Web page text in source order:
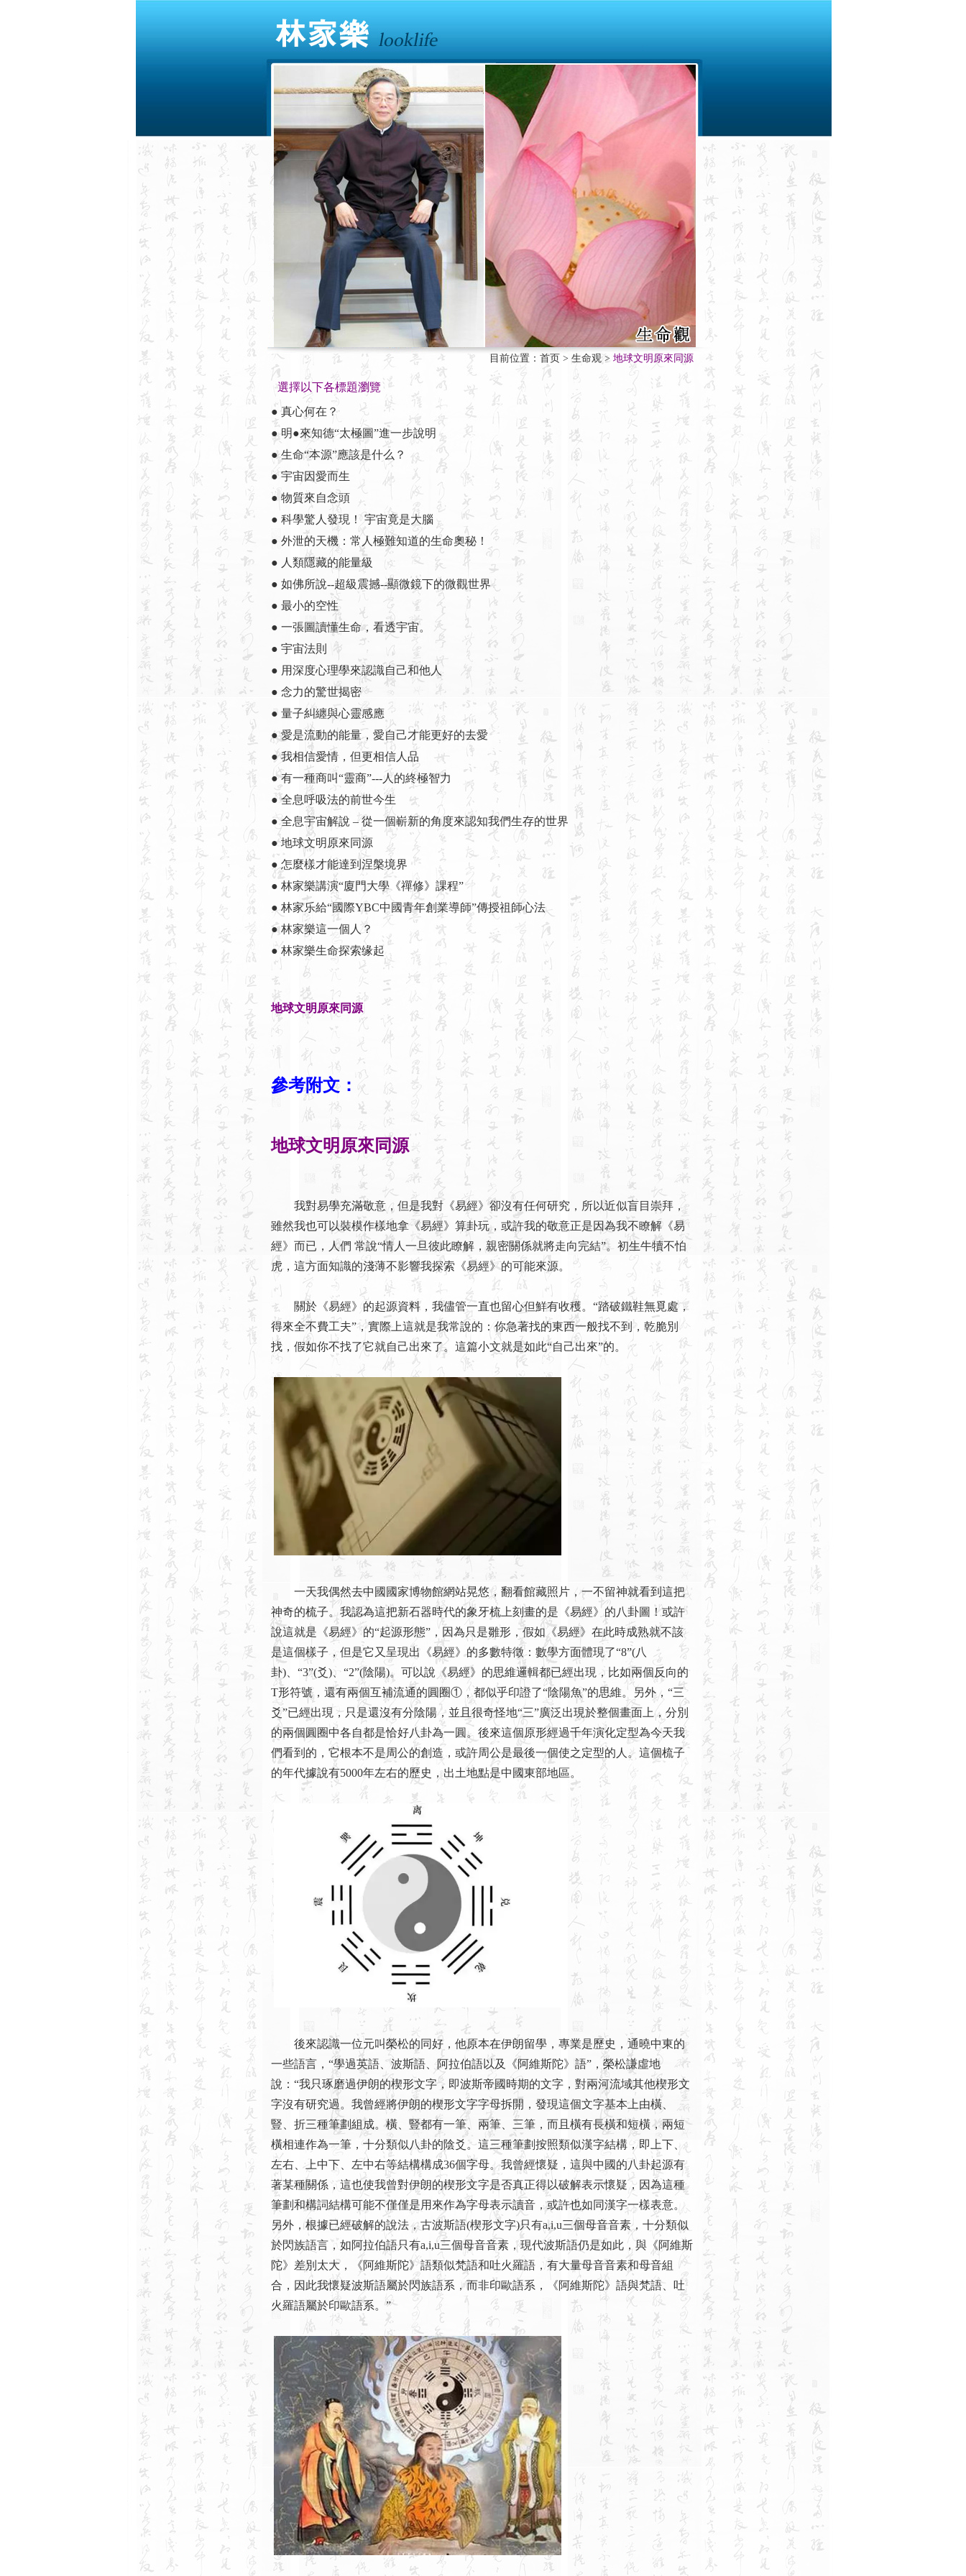
目前位置： 首页 > 生命观> 地球文明原來同源
選擇以下各標題瀏覽
● 真心何在？
● 明●來知德“太極圖”進一步說明
● 生命“本源”應該是什么？
● 宇宙因愛而生
● 物質來自念頭
● 科學驚人發現！ 宇宙竟是大腦
● 外泄的天機：常人極難知道的生命奧秘！
● 人類隱藏的能量級
● 如佛所說--超級震撼--顯微鏡下的微觀世界
● 最小的空性
● 一張圖讀懂生命，看透宇宙。
● 宇宙法則
● 用深度心理學來認識自己和他人
● 念力的驚世揭密
● 量子糾纏與心靈感應
● 愛是流動的能量，愛自己才能更好的去愛
● 我相信愛情，但更相信人品
● 有一種商叫“靈商”---人的終極智力
● 全息呼吸法的前世今生
● 全息宇宙解說 – 從一個嶄新的角度來認知我們生存的世界
● 地球文明原來同源
● 怎麼樣才能達到涅槃境界
● 林家樂講演“廈門大學《禪修》課程”
● 林家乐給“國際YBC中國青年創業導師”傳授祖師心法
● 林家樂這一個人？
● 林家樂生命探索缘起
地球文明原來同源
參考附文：
地球文明原來同源
我對易學充滿敬意，但是我對《易經》卻沒有任何研究，所以近似盲目崇拜，
雖然我也可以裝模作樣地拿《易經》算卦玩，或許我的敬意正是因為我不瞭解《易
經》而已，人們 常說“情人一旦彼此瞭解，親密關係就將走向完結”。初生牛犢不怕
虎，這方面知識的淺薄不影響我探索《易經》的可能來源。
關於《易經》的起源資料，我儘管一直也留心但鮮有收穫。“踏破鐵鞋無覓處，
得來全不費工夫”，實際上這就是我常說的：你急著找的東西一般找不到，乾脆別
找，假如你不找了它就自己出來了。這篇小文就是如此“自己出來”的。
一天我偶然去中國國家博物館網站晃悠，翻看館藏照片，一不留神就看到這把
神奇的梳子。我認為這把新石器時代的象牙梳上刻畫的是《易經》的八卦圖！或許
說這就是《易經》的“起源形態”，因為只是雛形，假如《易經》在此時成熟就不該
是這個樣子，但是它又呈現出《易經》的多數特徵：數學方面體現了“8”(八
卦)、“3”(爻)、“2”(陰陽)。可以說《易經》的思維邏輯都已經出現，比如兩個反向的
T形符號，還有兩個互補流通的圓圈①，都似乎印證了“陰陽魚”的思維。另外，“三
爻”已經出現，只是還沒有分陰陽，並且很奇怪地“三”廣泛出現於整個畫面上，分別
的兩個圓圈中各自都是恰好八卦為一圓。後來這個原形經過千年演化定型為今天我
們看到的，它根本不是周公的創造，或許周公是最後一個使之定型的人。這個梳子
的年代據說有5000年左右的歷史，出土地點是中國東部地區。
後來認識一位元叫榮松的同好，他原本在伊朗留學，專業是歷史，通曉中東的
一些語言，“學過英語、波斯語、阿拉伯語以及《阿維斯陀》語”，榮松謙虛地
說：“我只琢磨過伊朗的楔形文字，即波斯帝國時期的文字，對兩河流域其他楔形文
字沒有研究過。我曾經將伊朗的楔形文字字母拆開，發現這個文字基本上由橫、
豎、折三種筆劃組成。橫、豎都有一筆、兩筆、三筆，而且橫有長橫和短橫，兩短
橫相連作為一筆，十分類似八卦的陰爻。這三種筆劃按照類似漢字結構，即上下、
左右、上中下、左中右等結構構成36個字母。我曾經懷疑，這與中國的八卦起源有
著某種關係，這也使我曾對伊朗的楔形文字是否真正得以破解表示懷疑，因為這種
筆劃和構詞結構可能不僅僅是用來作為字母表示讀音，或許也如同漢字一樣表意。
另外，根據已經破解的說法，古波斯語(楔形文字)只有a,i,u三個母音音素，十分類似
於閃族語言，如阿拉伯語只有a,i,u三個母音音素，現代波斯語仍是如此，與《阿維斯
陀》差別太大，《阿維斯陀》語類似梵語和吐火羅語，有大量母音音素和母音組
合，因此我懷疑波斯語屬於閃族語系，而非印歐語系，《阿維斯陀》語與梵語、吐
火羅語屬於印歐語系。”